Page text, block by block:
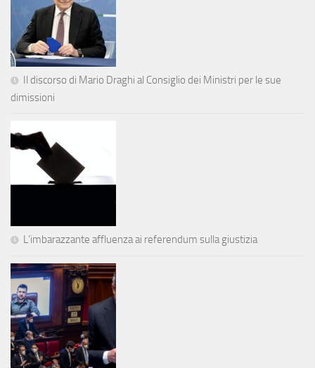
Il discorso di Mario Draghi al Consiglio dei Ministri per le sue
dimissioni
L’imbarazzante affluenza ai referendum sulla giustizia